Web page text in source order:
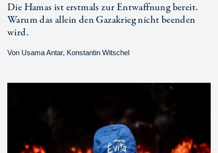
Die Hamas ist erstmals zur Entwaffnung bereit.
Warum das allein den Gazakrieg nicht beenden
wird.
Von Usama Antar, Konstantin Witschel